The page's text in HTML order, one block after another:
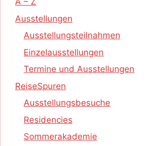
Ausstellungen
Ausstellungsteilnahmen
Einzelausstellungen
Termine und Ausstellungen
ReiseSpuren
Ausstellungsbesuche
Residencies
Sommerakademie